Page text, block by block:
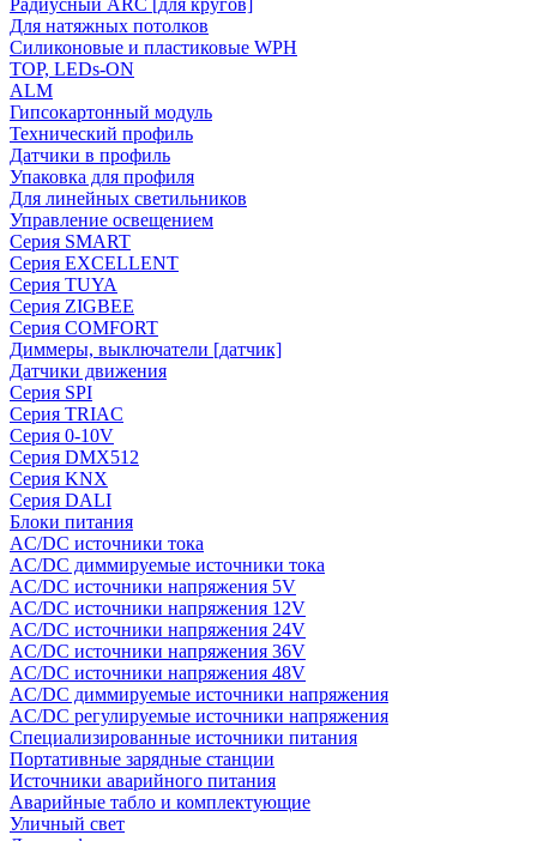
Радиусный ARC [для кругов]
Для натяжных потолков
Силиконовые и пластиковые WPH
TOP, LEDs-ON
ALM
Гипсокартонный модуль
Технический профиль
Датчики в профиль
Упаковка для профиля
Для линейных светильников
Управление освещением
Серия SMART
Серия EXCELLENT
Серия TUYA
Серия ZIGBEE
Серия COMFORT
Диммеры, выключатели [датчик]
Датчики движения
Серия SPI
Серия TRIAC
Серия 0-10V
Серия DMX512
Серия KNX
Серия DALI
Блоки питания
AC/DC источники тока
AC/DC диммируемые источники тока
AC/DC источники напряжения 5V
AC/DC источники напряжения 12V
AC/DC источники напряжения 24V
AC/DC источники напряжения 36V
AC/DC источники напряжения 48V
AC/DC диммируемые источники напряжения
AC/DC регулируемые источники напряжения
Специализированные источники питания
Портативные зарядные станции
Источники аварийного питания
Аварийные табло и комплектующие
Уличный свет